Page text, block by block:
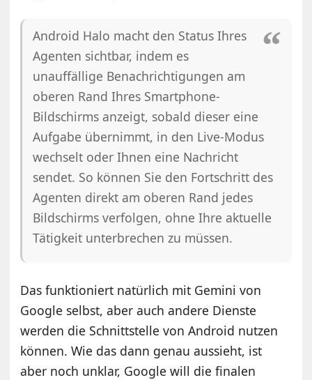
Android Halo macht den Status Ihres
Agenten sichtbar, indem es
unauffällige Benachrichtigungen am
oberen Rand Ihres Smartphone-
Bildschirms anzeigt, sobald dieser eine
Aufgabe übernimmt, in den Live-Modus
wechselt oder Ihnen eine Nachricht
sendet. So können Sie den Fortschritt des
Agenten direkt am oberen Rand jedes
Bildschirms verfolgen, ohne Ihre aktuelle
Tätigkeit unterbrechen zu müssen.
Das funktioniert natürlich mit Gemini von
Google selbst, aber auch andere Dienste
werden die Schnittstelle von Android nutzen
können. Wie das dann genau aussieht, ist
aber noch unklar, Google will die finalen